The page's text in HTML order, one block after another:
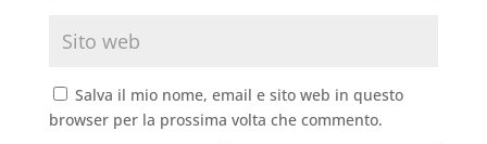
Salva il mio nome, email e sito web in questo
browser per la prossima volta che commento.